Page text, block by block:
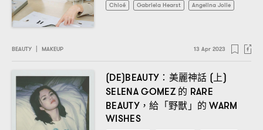
Chloé Gabriela Hearst Angelina Jolie
BEAUTY MAKEUP 13 Apr 2023
(DE)BEAUTY： 美麗神話 (上)
SELENA GOMEZ 的 RARE
BEAUTY，給「野獸」的 WARM
WISHES